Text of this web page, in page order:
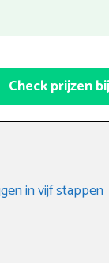
Check prijzen
in vijf stappen